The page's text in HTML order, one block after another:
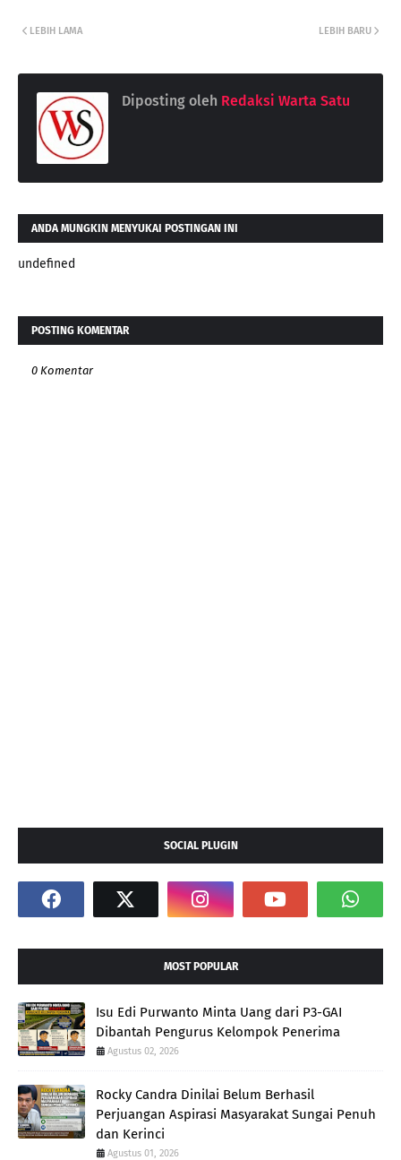
LEBIH BARU
LEBIH LAMA
Diposting oleh Redaksi Warta Satu
ANDA MUNGKIN MENYUKAI POSTINGAN INI
undefined
POSTING KOMENTAR
0 Komentar
SOCIAL PLUGIN
MOST POPULAR
Isu Edi Purwanto Minta Uang dari P3-GAI
Dibantah Pengurus Kelompok Penerima
Agustus 02, 2026
Rocky Candra Dinilai Belum Berhasil
Perjuangan Aspirasi Masyarakat Sungai Penuh
dan Kerinci
Agustus 01, 2026